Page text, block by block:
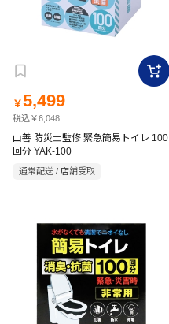
￥5,499
税込￥6,048
山善 防災士監修 緊急簡易トイレ 100
回分 YAK-100
通常配送 / 店舗受取